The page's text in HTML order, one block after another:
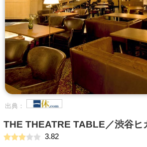
出典：
THE THEATRE TABLE／渋谷ヒ
3.82